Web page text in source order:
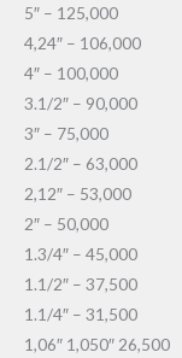
5″ – 125,000
4,24″ – 106,000
4″ – 100,000
3.1/2″ – 90,000
3″ – 75,000
2.1/2″ – 63,000
2,12″ – 53,000
2″ – 50,000
1.3/4″ – 45,000
1.1/2″ – 37,500
1.1/4″ – 31,500
1,06″ 1,050″ 26,500